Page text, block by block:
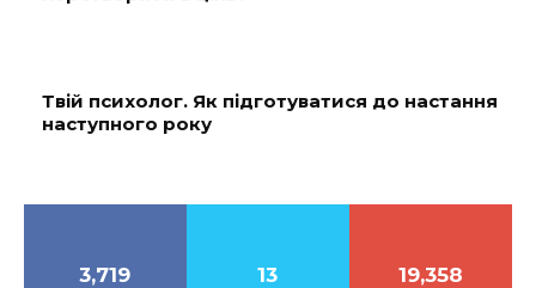
Твій психолог. Як підготуватися до настання
наступного року
3,719 13 19,358